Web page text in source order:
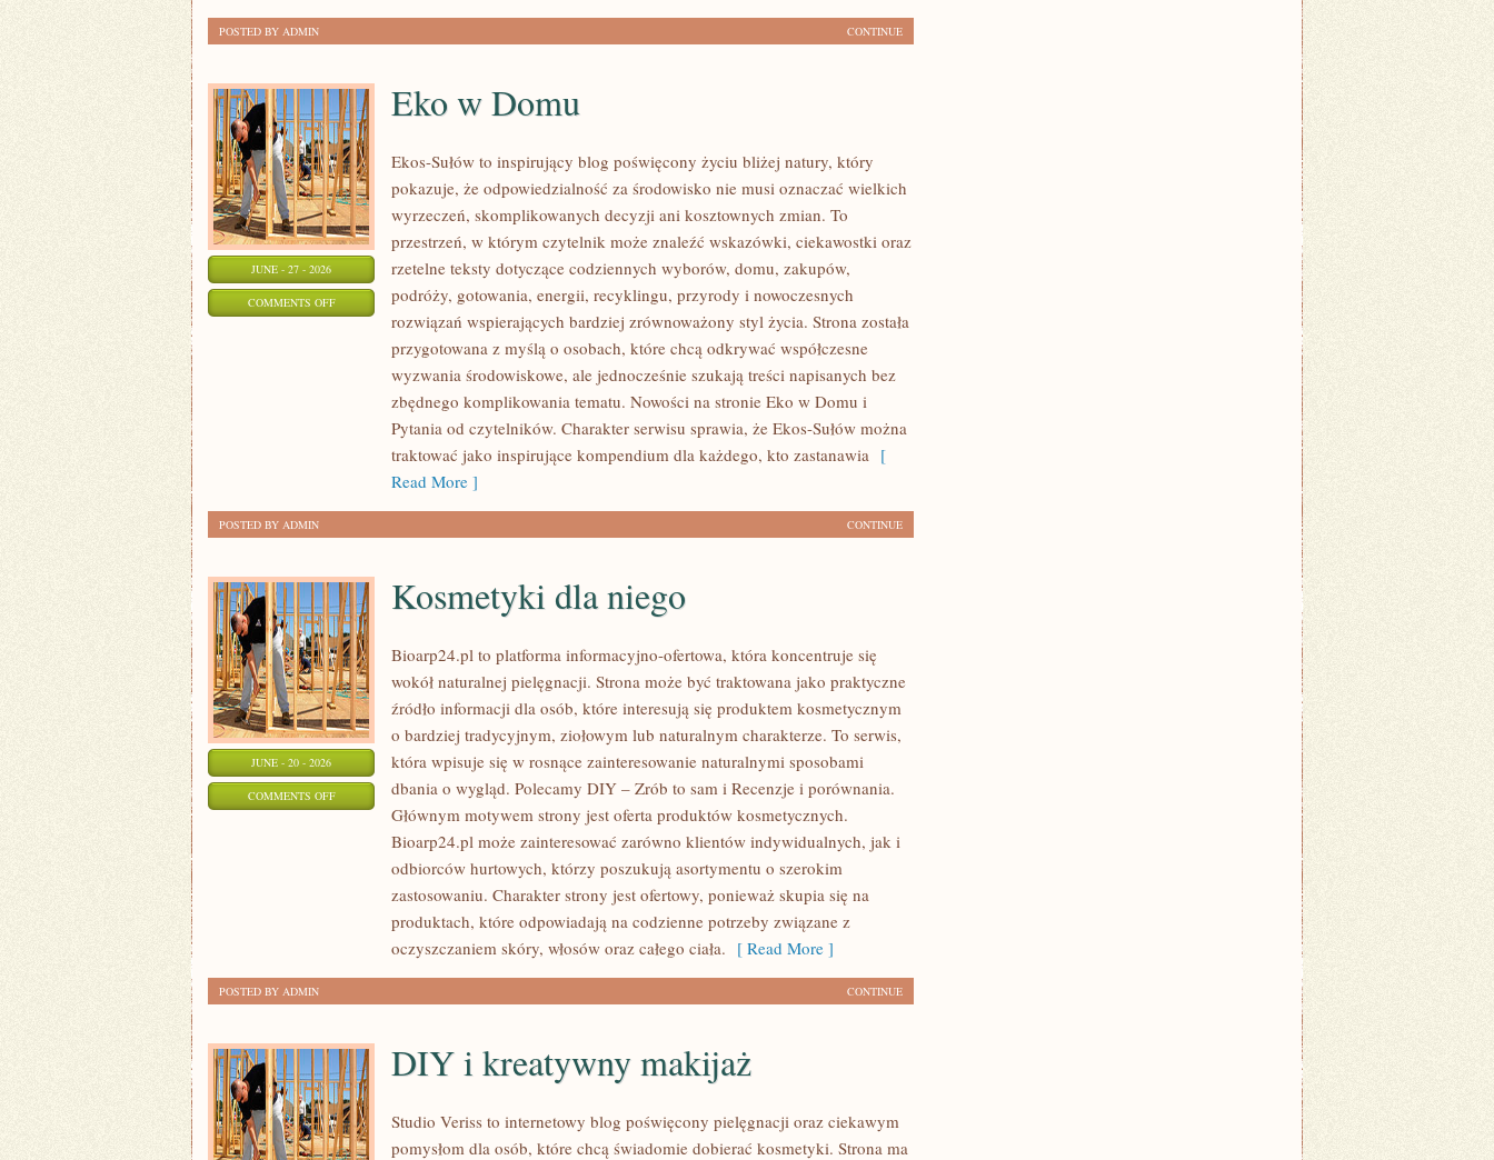
CONTINUE
POSTED BY ADMIN
JUNE - 27 - 2026
COMMENTS OFFON
Eko w Domu
Ekos-Sułów to inspirujący blog poświęcony życiu bliżej natury, który
pokazuje, że odpowiedzialność za środowisko nie musi oznaczać wielkich
wyrzeczeń, skomplikowanych decyzji ani kosztownych zmian. To
przestrzeń, w którym czytelnik może znaleźć wskazówki, ciekawostki oraz
rzetelne teksty dotyczące codziennych wyborów, domu, zakupów,
podróży, gotowania, energii, recyklingu, przyrody i nowoczesnych
rozwiązań wspierających bardziej zrównoważony styl życia. Strona została
przygotowana z myślą o osobach, które chcą odkrywać współczesne
wyzwania środowiskowe, ale jednocześnie szukają treści napisanych bez
zbędnego komplikowania tematu. Nowości na stronie Eko w Domu i
Pytania od czytelników. Charakter serwisu sprawia, że Ekos-Sułów można
traktować jako inspirujące kompendium dla każdego, kto zastanawia [
Read More ]
CONTINUE
POSTED BY ADMIN
JUNE - 20 - 2026
COMMENTS OFFON
KOSMETYKI
Kosmetyki dla niego
Bioarp24.pl to platforma informacyjno-ofertowa, która koncentruje się
wokół naturalnej pielęgnacji. Strona może być traktowana jako praktyczne
źródło informacji dla osób, które interesują się produktem kosmetycznym
o bardziej tradycyjnym, ziołowym lub naturalnym charakterze. To serwis,
która wpisuje się w rosnące zainteresowanie naturalnymi sposobami
dbania o wygląd. Polecamy DIY – Zrób to sam i Recenzje i porównania.
Głównym motywem strony jest oferta produktów kosmetycznych.
Bioarp24.pl może zainteresować zarówno klientów indywidualnych, jak i
odbiorców hurtowych, którzy poszukują asortymentu o szerokim
zastosowaniu. Charakter strony jest ofertowy, ponieważ skupia się na
produktach, które odpowiadają na codzienne potrzeby związane z
oczyszczaniem skóry, włosów oraz całego ciała. [ Read More ]
CONTINUE
POSTED BY ADMIN
DIY i kreatywny makijaż
Studio Veriss to internetowy blog poświęcony pielęgnacji oraz ciekawym
pomysłom dla osób, które chcą świadomie dobierać kosmetyki. Strona ma